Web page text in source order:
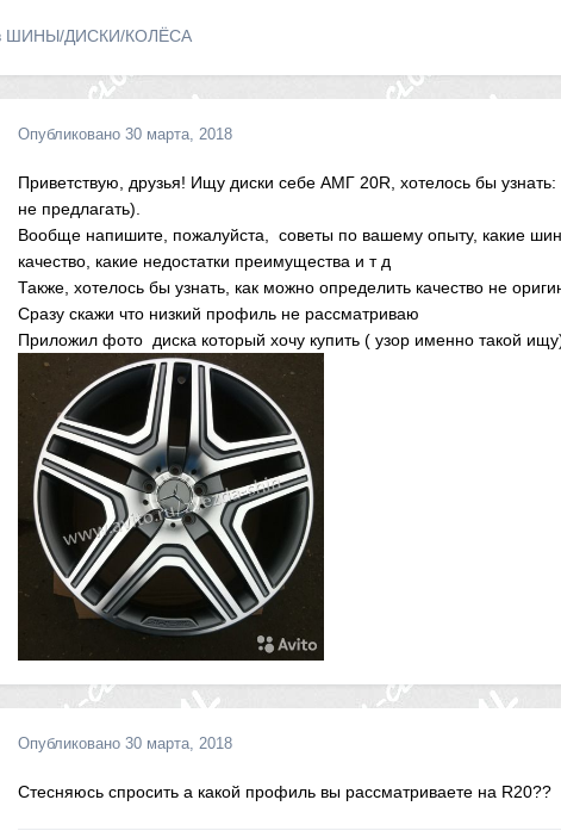
ШИНЫ/ДИСКИ/КОЛЁСА
Опубликовано 30 марта, 2018
Приветствую, друзья! Ищу диски себе АМГ 20R, хотелось бы
не предлагать).
Вообще напишите, пожалуйста, советы по вашему опыту, какие
качество, какие недостатки преимущества и т д
Также, хотелось бы узнать, как можно определить качество не
Сразу скажи что низкий профиль не рассматриваю
Приложил фото диска который хочу купить ( узор именно такой
Опубликовано 30 марта, 2018
Стесняюсь спросить а какой профиль вы рассматриваете на